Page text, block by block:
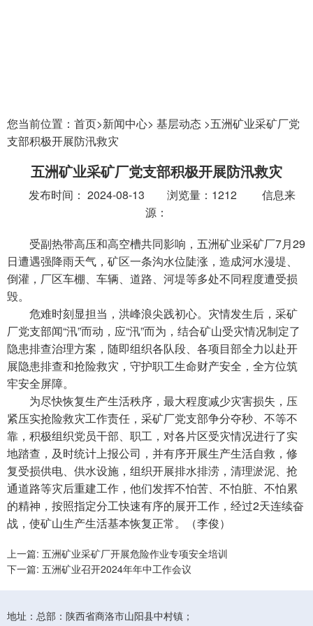
您当前位置： 首页>新闻中心> 基层动态 >五洲矿业采矿厂党
支部积极开展防汛救灾
五洲矿业采矿厂党支部积极开展防汛救灾
发布时间： 2024-08-13 浏览量：1212
信息来
源：
受副热带高压和高空槽共同影响，五洲矿业采矿厂7月29
日遭遇强降雨天气，矿区一条沟水位陡涨，造成河水漫堤、
倒灌，厂区车棚、车辆、道路、河堤等多处不同程度遭受损
毁。
危难时刻显担当，洪峰浪尖践初心。灾情发生后，采矿
厂党支部闻“汛”而动，应“汛”而为，结合矿山受灾情况制定了
隐患排查治理方案，随即组织各队段、各项目部全力以赴开
展隐患排查和抢险救灾，守护职工生命财产安全，全方位筑
牢安全屏障。
为尽快恢复生产生活秩序，最大程度减少灾害损失，压
紧压实抢险救灾工作责任，采矿厂党支部争分夺秒、不等不
靠，积极组织党员干部、职工，对各片区受灾情况进行了实
地踏查，及时统计上报公司，并有序开展生产生活自救，修
复受损供电、供水设施，组织开展排水排涝，清理淤泥、抢
通道路等灾后重建工作，他们发挥不怕苦、不怕脏、不怕累
的精神，按照指定分工快速有序的展开工作，经过2天连续奋
战，使矿山生产生活基本恢复正常。（李俊）
上一篇: 五洲矿业采矿厂开展危险作业专项安全培训
下一篇: 五洲矿业召开2024年年中工作会议
地址：总部：陕西省商洛市山阳县中村镇；